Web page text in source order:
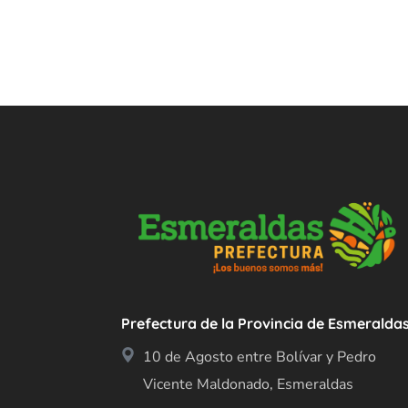
Prefectura de la Provincia de
10 de Agosto entre Bolívar y Pedro
Vicente Maldonado, Esmeraldas